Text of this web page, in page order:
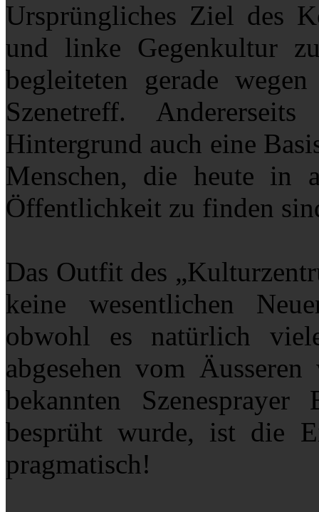
Ursprüngliches Ziel des
und linke Gegenkultur
begleiteten gerade
Szenetreff.
Hintergrund auch eine
Menschen, die heute in
Öffentlichkeit zu finden
Das Outfit des
keine wesentlichen
obwohl es natürlich
abgesehen vom
bekannten
besprüht wurde, ist die
pragmatisch!